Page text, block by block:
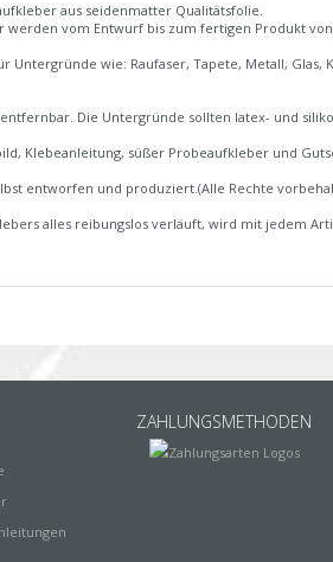
aus seidenmatter Qualitätsfolie.
werden vom Entwurf bis zum fertigen Produkt
Untergründe wie: Raufaser, Tapete, Metall, Glas,
Die Untergründe sollten latex- und
Klebeanleitung, süßer Probeaufkleber und
entworfen und produziert.(Alle Rechte
alles reibungslos verläuft, wird mit jedem
ZAHLUNGSMETHODEN